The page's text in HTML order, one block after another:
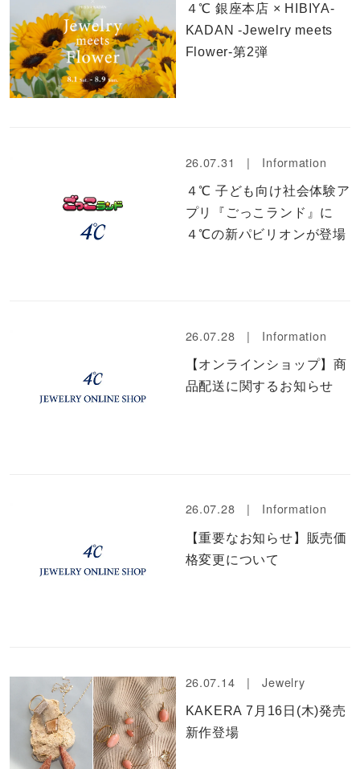
コレクション
レディース
リングサイズ
¥0 ¥400,000
４℃ 銀座本店 × HIBIYA-
KADAN -Jewelry meets
Flower-第2弾
26.07.31 | Information
４℃ 子ども向け社会体験ア
プリ『ごっこランド』に
４℃の新パビリオンが登場
26.07.28 | Information
【オンラインショップ】商
品配送に関するお知らせ
26.07.28 | Information
【重要なお知らせ】販売価
格変更について
26.07.14 |Jewelry
KAKERA 7月16日(木)発売
新作登場